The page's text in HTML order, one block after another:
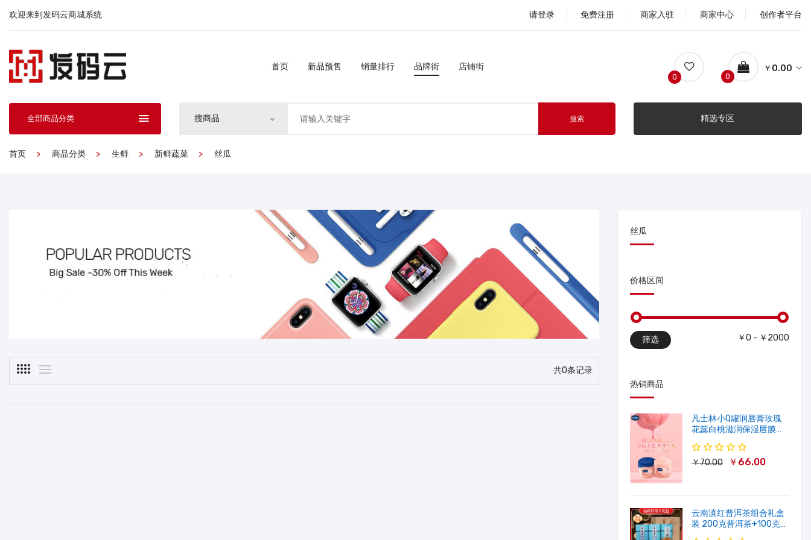
欢迎来到发码云商城系统 请登录 免费注册 商家入驻 商家中心 创作者平台
首页 新品预售 销量排行 品牌街 店铺街
0
￥0.00
0
全部商品分类 搜商品 搜索 精选专区
首页 商品分类 生鲜 新鲜蔬菜 丝瓜
共0条记录
丝瓜
价格区间
筛选 ￥0 - ￥2000
热销商品
凡士林小Q罐润唇膏玫瑰
花蕊白桃滋润保湿唇膜软
化角质修护淡唇纹
￥70.00 ￥66.00
云南滇红普洱茶组合礼盒
装 200克普洱茶+100克滇
红茶